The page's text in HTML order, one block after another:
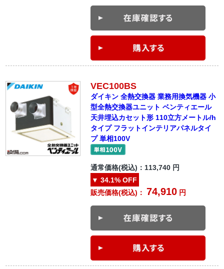
VEC100BS
ダイキン 全熱交換器 業務用換気機器 小
型全熱交換器ユニット ベンティエール
天井埋込カセット形 110立方メートル/h
タイプ フラットインテリアパネルタイ
プ 単相100V
通常価格(税込)： 113,740 円
▼ 34.1% OFF
販売価格(税込)： 74,910 円